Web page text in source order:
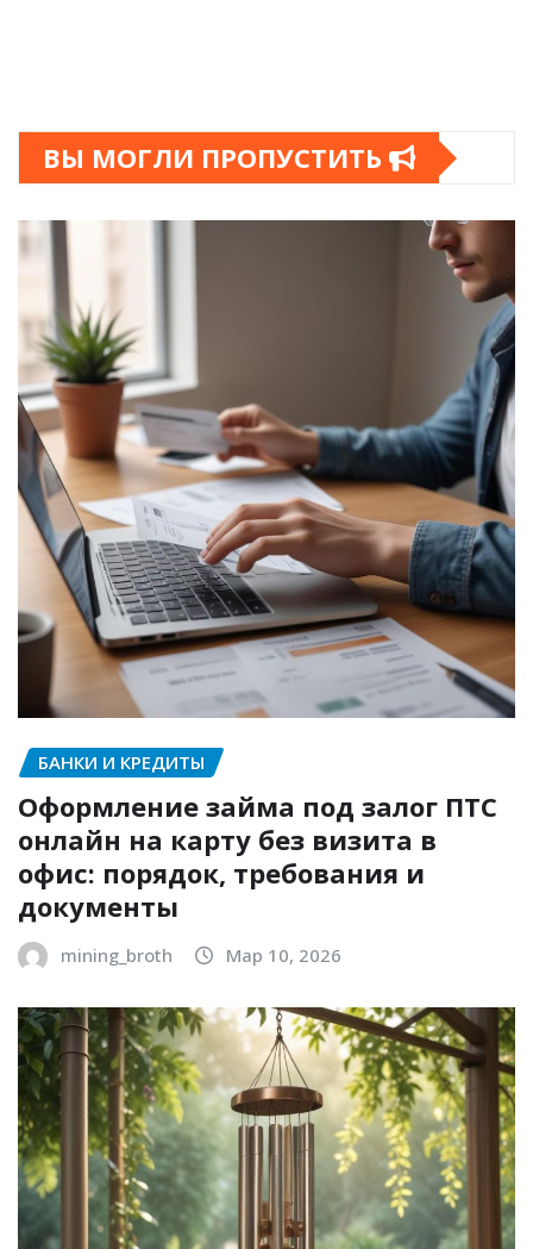
ВЫ МОГЛИ ПРОПУСТИТЬ
БАНКИ И КРЕДИТЫ
Оформление займа под залог ПТС
онлайн на карту без визита в
офис: порядок, требования и
документы
mining_broth Мар 10, 2026